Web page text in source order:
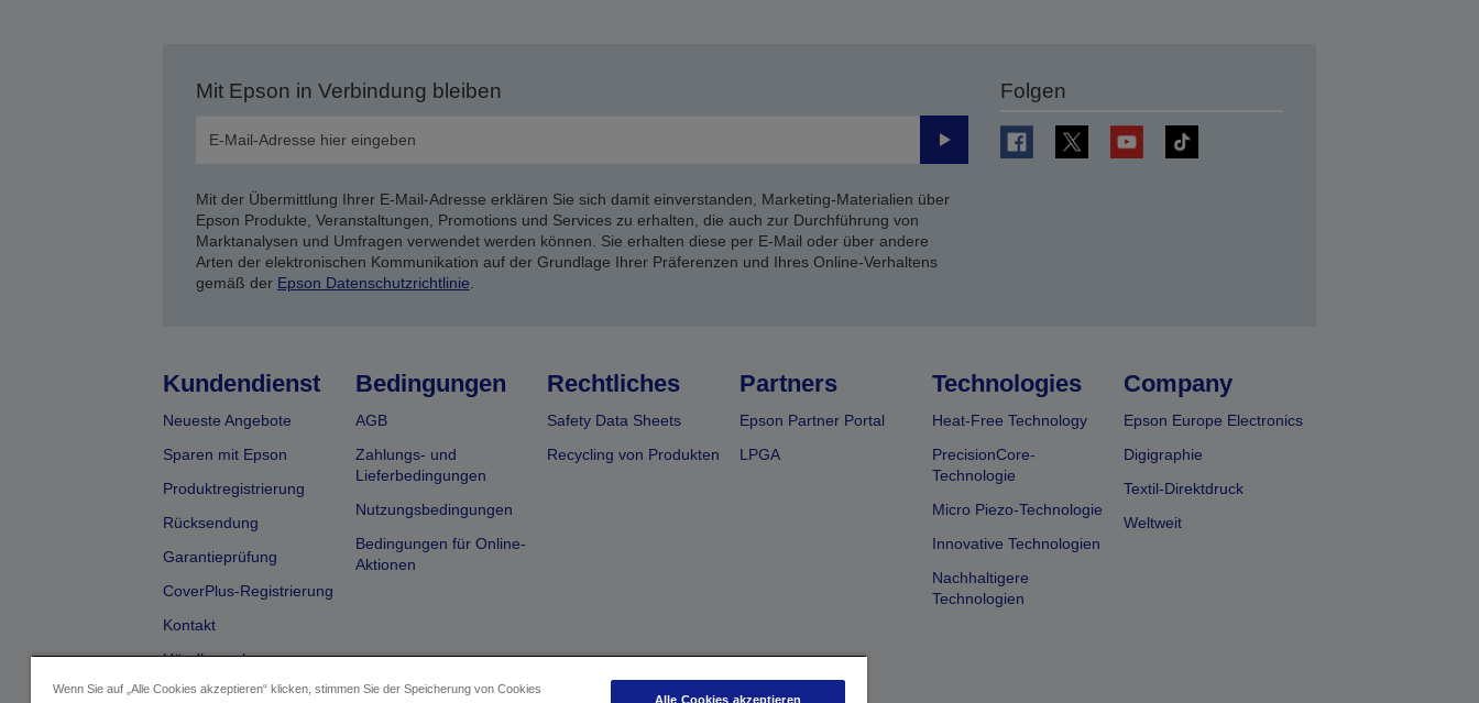
Mit Epson in Verbindung bleiben
Senden
Mit der Übermittlung Ihrer E-Mail-Adresse erklären Sie sich damit einverstanden, Marketing-Materialien über
Epson Produkte, Veranstaltungen, Promotions und Services zu erhalten, die auch zur Durchführung von
Marktanalysen und Umfragen verwendet werden können. Sie erhalten diese per E-Mail oder über andere
Arten der elektronischen Kommunikation auf der Grundlage Ihrer Präferenzen und Ihres Online-Verhaltens
gemäß der Epson Datenschutzrichtlinie.
Folgen
Kundendienst
Neueste Angebote
Sparen mit Epson
Produktregistrierung
Rücksendung
Garantieprüfung
CoverPlus-Registrierung
Kontakt
Händlersuche
Bedingungen
AGB
Zahlungs- und
Lieferbedingungen
Nutzungsbedingungen
Bedingungen für Online-
Aktionen
Rechtliches
Safety Data Sheets
Recycling von Produkten
Partners
Epson Partner Portal
LPGA
Technologies
Heat-Free Technology
PrecisionCore-
Technologie
Micro Piezo-Technologie
Innovative Technologien
Nachhaltigere
Technologien
Company
Epson Europe Electronics
Digigraphie
Textil-Direktdruck
Weltweit
Wenn Sie auf „Alle Cookies akzeptieren“ klicken, stimmen Sie der Speicherung von Cookies
Alle Cookies akzeptieren